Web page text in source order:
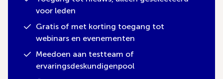
voor leden
Gratis of met korting toegang tot
webinars en evenementen
Meedoen aan testteam of
ervaringsdeskundigenpool